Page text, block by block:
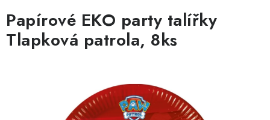
BALÓNKY
KARNEVALOVÉ KOSTÝMY
SVATEBNÍ DOPLŇKY
Papírové EKO party talířky
Tlapková patrola, 8ks